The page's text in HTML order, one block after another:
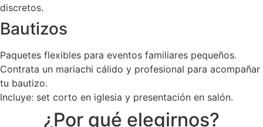
discretos.
Bautizos
Paquetes flexibles para eventos familiares pequeños.
Contrata un mariachi cálido y profesional para acompañar
tu bautizo.
Incluye: set corto en iglesia y presentación en salón.
¿Por qué elegirnos?